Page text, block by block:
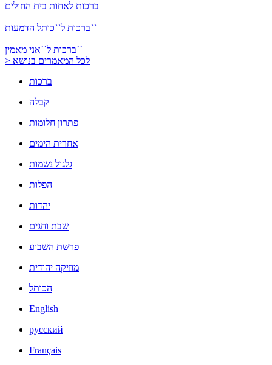
ברכות לאחות בית החולים
ברכות ל``כותל הדמעות``
ברכות ל``אני מאמין``
> לכל המאמרים בנושא
ברכות
קבלה
פתרון חלומות
אחרית הימים
גלגול נשמות
הפלות
יהדות
שבת וחגים
פרשת השבוע
מוזיקה יהודית
הכותל
English
русский
Français